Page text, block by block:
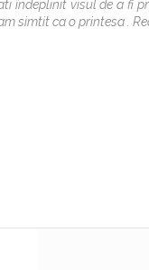
îndeplinit visul de a fi
simtit ca o printesa .